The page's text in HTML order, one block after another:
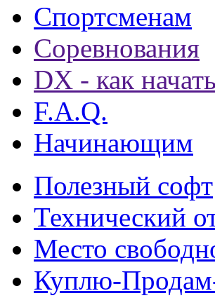
Спортсменам
Соревнования
DX - как
F.A.Q.
Начинающим
Полезный софт
Технический
Место
Куплю-